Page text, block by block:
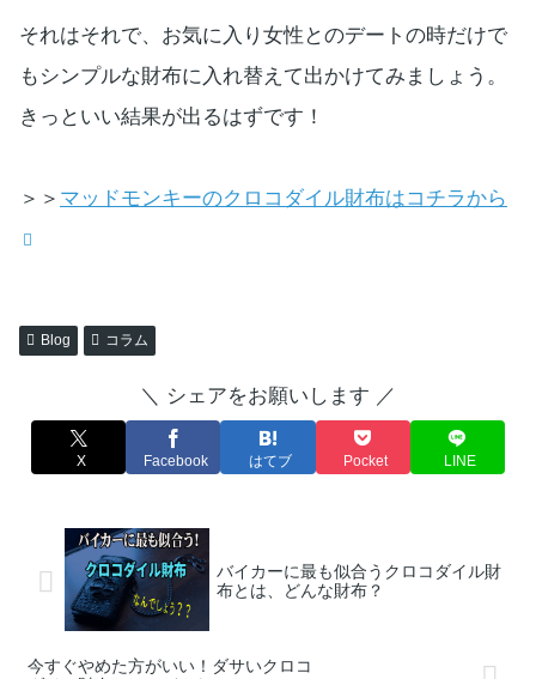
それはそれで、お気に入り女性とのデートの時だけで
もシンプルな財布に入れ替えて出かけてみましょう。
きっといい結果が出るはずです！
＞＞ マッドモンキーのクロコダイル財布はコチラから
Blog コラム
＼ シェアをお願いします ／
X Facebook はてブ Pocket LINE
バイカーに最も似合うクロコダイル財
布とは、どんな財布？
今すぐやめた方がいい！ダサいクロコ